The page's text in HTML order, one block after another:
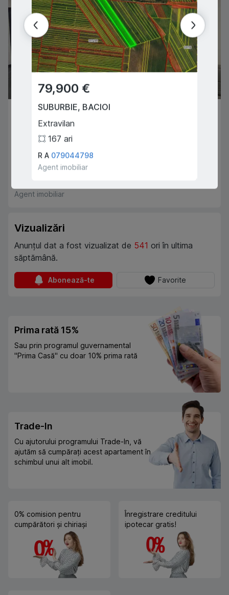
104,900 €
SUBURBIE,DURLEȘTI
Cartușa
1 54 m
Agent imobiliar
Vizualizări
Anunțul dat a fost vizualizat de 541 ori în ultima
săptămână.
Abonează-te Favorite
Prima rată 15%
Sau prin programul guvernamental
"Prima Casă" cu doar 10% prima rată
Trade-In
Cu ajutorului programului Trade-In, vă
ajutăm să cumpărați acest apartament în
schimbul unui alt imobil.
0% comision pentru
cumpărători și chiriași
Înregistrare creditului
ipotecar gratis!
79,900 €
SUBURBIE, BACIOI
Extravilan
167 ari
R A 079044798
Agent imobiliar